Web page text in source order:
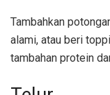
Tambahkan
alami, atau beri
tambahan protein